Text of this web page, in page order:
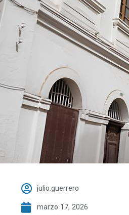
julio.guerrero
marzo 17, 2026